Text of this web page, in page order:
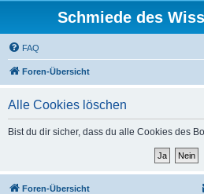
Schmiede des
FAQ
Foren-Übersicht
Alle Cookies löschen
Bist du dir sicher, dass du alle Cookies des
Foren-Übersicht